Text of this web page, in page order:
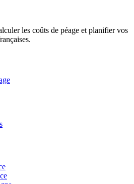
les coûts de péage et planifier vos